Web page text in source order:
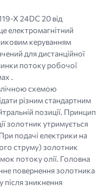
X 24DC 20 від
електромагнітний
керуванням
для дистанційної
потоку робочої
.
схемою
різним стандартним
позиції. Принцип
золотник утримується
подачі електрики на
струму) золотник
потоку олії. Головна
повернення золотника
після зникнення